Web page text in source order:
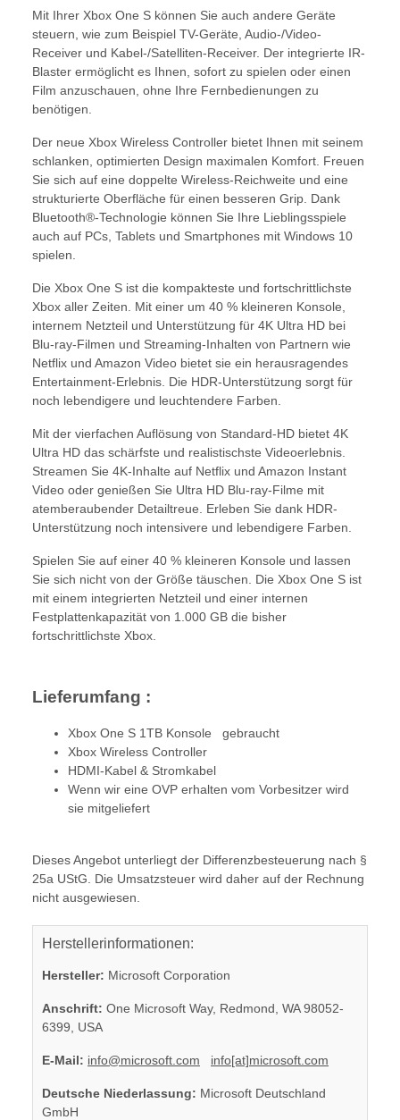
Mit Ihrer Xbox One S können Sie auch andere Geräte
steuern, wie zum Beispiel TV-Geräte, Audio-/Video-
Receiver und Kabel-/Satelliten-Receiver. Der integrierte IR-
Blaster ermöglicht es Ihnen, sofort zu spielen oder einen
Film anzuschauen, ohne Ihre Fernbedienungen zu
benötigen.
Der neue Xbox Wireless Controller bietet Ihnen mit seinem
schlanken, optimierten Design maximalen Komfort. Freuen
Sie sich auf eine doppelte Wireless-Reichweite und eine
strukturierte Oberfläche für einen besseren Grip. Dank
Bluetooth®-Technologie können Sie Ihre Lieblingsspiele
auch auf PCs, Tablets und Smartphones mit Windows 10
spielen.
Die Xbox One S ist die kompakteste und fortschrittlichste
Xbox aller Zeiten. Mit einer um 40 % kleineren Konsole,
internem Netzteil und Unterstützung für 4K Ultra HD bei
Blu-ray-Filmen und Streaming-Inhalten von Partnern wie
Netflix und Amazon Video bietet sie ein herausragendes
Entertainment-Erlebnis. Die HDR-Unterstützung sorgt für
noch lebendigere und leuchtendere Farben.
Mit der vierfachen Auflösung von Standard-HD bietet 4K
Ultra HD das schärfste und realistischste Videoerlebnis.
Streamen Sie 4K-Inhalte auf Netflix und Amazon Instant
Video oder genießen Sie Ultra HD Blu-ray-Filme mit
atemberaubender Detailtreue. Erleben Sie dank HDR-
Unterstützung noch intensivere und lebendigere Farben.
Spielen Sie auf einer 40 % kleineren Konsole und lassen
Sie sich nicht von der Größe täuschen. Die Xbox One S ist
mit einem integrierten Netzteil und einer internen
Festplattenkapazität von 1.000 GB die bisher
fortschrittlichste Xbox.
Lieferumfang :
Xbox One S 1TB Konsole gebraucht
Xbox Wireless Controller
HDMI-Kabel & Stromkabel
Wenn wir eine OVP erhalten vom Vorbesitzer wird
sie mitgeliefert
Dieses Angebot unterliegt der Differenzbesteuerung nach §
25a UStG. Die Umsatzsteuer wird daher auf der Rechnung
nicht ausgewiesen.
Herstellerinformationen:
Hersteller: Microsoft Corporation
Anschrift: One Microsoft Way, Redmond, WA 98052-
6399, USA
E-Mail: info@microsoft.com info[at]microsoft.com
Deutsche Niederlassung: Microsoft Deutschland
GmbH